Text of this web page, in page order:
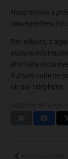
Nous tenons à
sauvegardées sur
Par ailleurs,
aucune
être faite
Aucune suite ne
ou par téléphone.